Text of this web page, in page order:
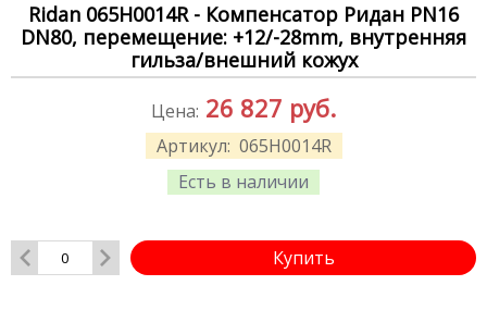
Ridan 065H0014R - Компенсатор Ридан PN16
DN80, перемещение: +12/-28mm, внутренняя
гильза/внешний кожух
Артикул: 065H0014R
Есть в наличии
Цена: 26 827 руб.
Купить